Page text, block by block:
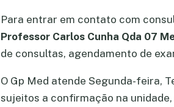
Para entrar em contato com
Professor Carlos Cunha Qda 07
de consultas, agendamento de
O Gp Med atende Segunda-feira,
sujeitos a confirmação na